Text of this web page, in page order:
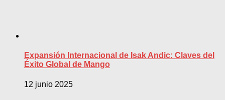
Expansión Internacional de Isak Andic: Claves del
Éxito Global de Mango
12 junio 2025